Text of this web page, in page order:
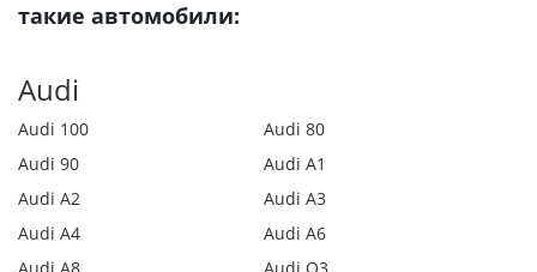
такие автомобили:
Audi
Audi 100
Audi 80
Audi 90
Audi A1
Audi A2
Audi A3
Audi A4
Audi A6